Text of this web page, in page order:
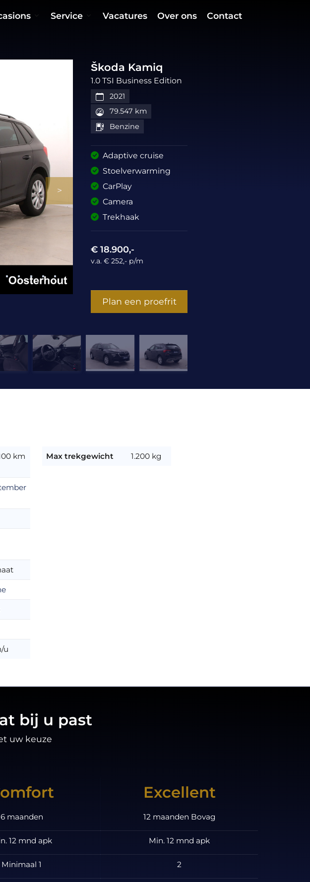
Service Vacatures Over ons Contact
Škoda Kamiq
1.0 TSI Business Edition
2021
79.547 km
Benzine
Adaptive cruise
Stoelverwarming
CarPlay
Camera
Trekhaak
€ 18.900,-
v.a. € 252,- p/m
Plan een proefrit
km
u
Max trekgewicht 1.200 kg
bij u past
uw keuze
Excellent
6 maanden 12 maanden Bovag
12 mnd apk Min. 12 mnd apk
Minimaal 1 2